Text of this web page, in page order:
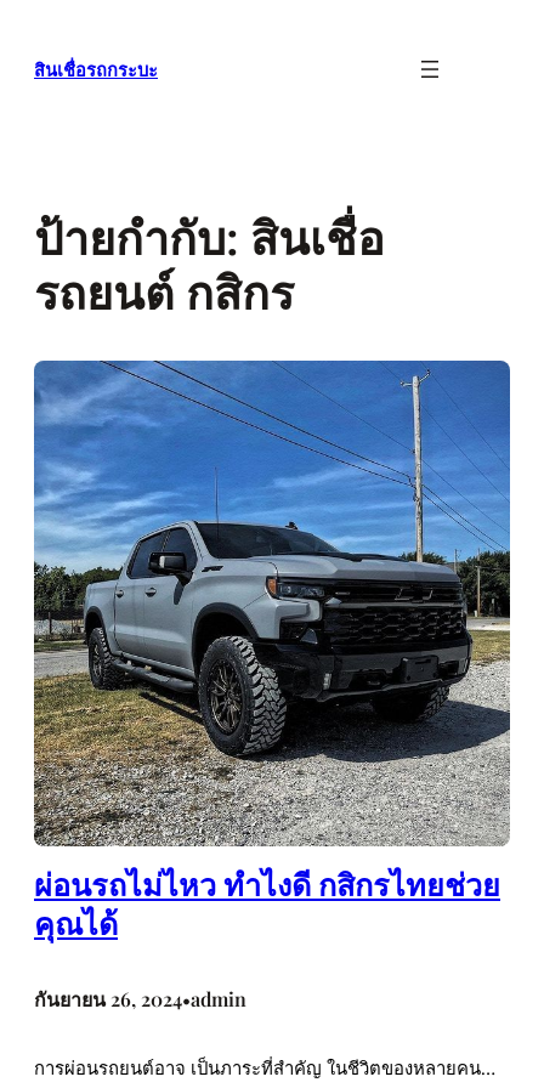
สินเชื่อรถกระบะ
ป้ายกำกับ: สินเชื่อ
รถยนต์ กสิกร
ผ่อนรถไม่ไหว ทำไงดี กสิกรไทยช่วย
คุณได้
กันยายน 26, 2024•admin
การผ่อนรถยนต์อาจ เป็นภาระที่สำคัญ ในชีวิตของหลายคน…